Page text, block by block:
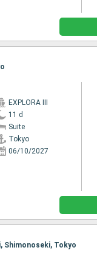
EXPLORA III
11 d
Suite
Tokyo
06/10/2027
Shimonoseki, Tokyo